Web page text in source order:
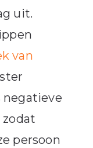
uit.
van
negatieve
persoon